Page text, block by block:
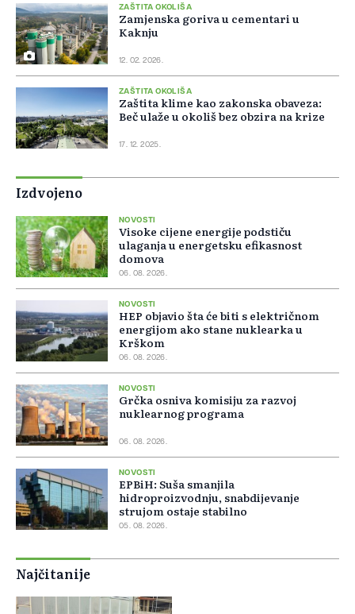
ZAŠTITA OKOLIŠA
Zamjenska goriva u cementari u
Kaknju
12. 02. 2026.
ZAŠTITA OKOLIŠA
Zaštita klime kao zakonska obaveza:
Beč ulaže u okoliš bez obzira na krize
17. 12. 2025.
Izdvojeno
NOVOSTI
Visoke cijene energije podstiču
ulaganja u energetsku efikasnost
domova
06. 08. 2026.
NOVOSTI
HEP objavio šta će biti s električnom
energijom ako stane nuklearka u
Krškom
06. 08. 2026.
NOVOSTI
Grčka osniva komisiju za razvoj
nuklearnog programa
06. 08. 2026.
NOVOSTI
EPBiH: Suša smanjila
hidroproizvodnju, snabdijevanje
strujom ostaje stabilno
05. 08. 2026.
Najčitanije